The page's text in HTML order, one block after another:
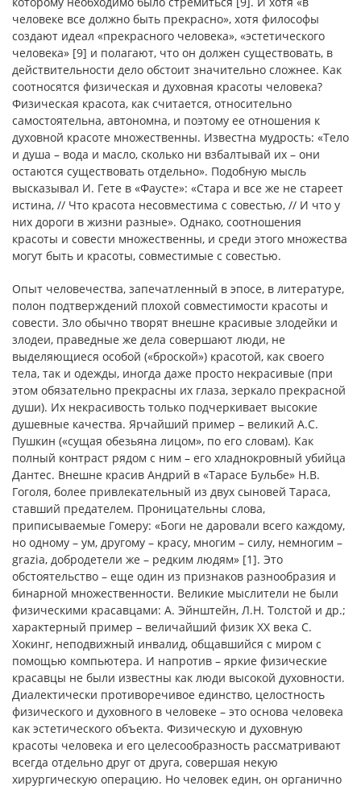
человеке все должно быть прекрасно», хотя философы
создают идеал «прекрасного человека», «эстетического
человека» [9] и полагают, что он должен существовать, в
действительности дело обстоит значительно сложнее. Как
соотносятся физическая и духовная красоты человека?
Физическая красота, как считается, относительно
самостоятельна, автономна, и поэтому ее отношения к
духовной красоте множественны. Известна мудрость: «Тело
и душа – вода и масло, сколько ни взбалтывай их – они
остаются существовать отдельно». Подобную мысль
высказывал И. Гете в «Фаусте»: «Стара и все же не стареет
истина, // Что красота несовместима с совестью, // И что у
них дороги в жизни разные». Однако, соотношения
красоты и совести множественны, и среди этого множества
могут быть и красоты, совместимые с совестью.
Опыт человечества, запечатленный в эпосе, в литературе,
полон подтверждений плохой совместимости красоты и
совести. Зло обычно творят внешне красивые злодейки и
злодеи, праведные же дела совершают люди, не
выделяющиеся особой («броской») красотой, как своего
тела, так и одежды, иногда даже просто некрасивые (при
этом обязательно прекрасны их глаза, зеркало прекрасной
души). Их некрасивость только подчеркивает высокие
душевные качества. Ярчайший пример – великий А.С.
Пушкин («сущая обезьяна лицом», по его словам). Как
полный контраст рядом с ним – его хладнокровный убийца
Дантес. Внешне красив Андрий в «Тарасе Бульбе» Н.В.
Гоголя, более привлекательный из двух сыновей Тараса,
ставший предателем. Проницательны слова,
приписываемые Гомеру: «Боги не даровали всего каждому,
но одному – ум, другому – красу, многим – силу, немногим –
grazia, добродетели же – редким людям» [1]. Это
обстоятельство – еще один из признаков разнообразия и
бинарной множественности. Великие мыслители не были
физическими красавцами: А. Эйнштейн, Л.Н. Толстой и др.;
характерный пример – величайший физик XX века С.
Хокинг, неподвижный инвалид, общавшийся с миром с
помощью компьютера. И напротив – яркие физические
красавцы не были известны как люди высокой духовности.
Диалектически противоречивое единство, целостность
физического и духовного в человеке – это основа человека
как эстетического объекта. Физическую и духовную
красоты человека и его целесообразность рассматривают
всегда отдельно друг от друга, совершая некую
хирургическую операцию. Но человек един, он органично